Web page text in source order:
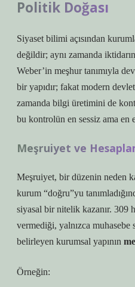
Politik Doğası
Siyaset bilimi açısından
değildir; aynı zamanda
Weber’in meşhur tanımıyla
bir yapıdır; fakat modern
zamanda bilgi üretimini de
bu kontrolün en sessiz ama en
Meşruiyet ve
Meşruiyet, bir düzenin neden
kurum “doğru”yu
siyasal bir nitelik kazanır. 309
vermediği, yalnızca muhasebe
belirleyen kurumsal yapının
Örneğin: